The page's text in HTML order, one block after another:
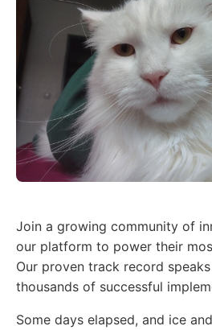
Join a growing community of
our platform to power their
Our proven track record
thousands of successful
Some days elapsed, and ice